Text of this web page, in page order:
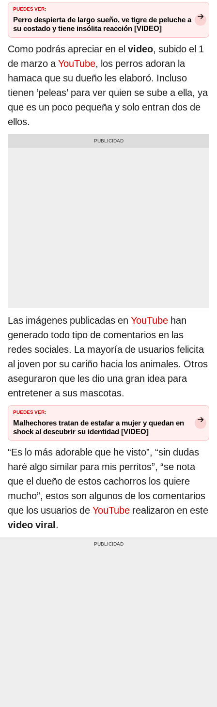
PUEDES VER:
Perro despierta de largo sueño, ve tigre de peluche a
su costado y tiene insólita reacción [VIDEO]
Como podrás apreciar en el video, subido el 1
de marzo aYouTube, los perros adoran la
hamaca que su dueño les elaboró. Incluso
tienen ‘peleas’ para ver quien se sube a ella, ya
que es un poco pequeña y solo entran dos de
ellos.
Las imágenes publicadas en YouTube han
generado todo tipo de comentarios en las
redes sociales. La mayoría de usuarios felicita
al joven por su cariño hacia los animales. Otros
aseguraron que les dio una gran idea para
entretener a sus mascotas.
PUEDES VER:
Malhechores tratan de estafar a mujer y quedan en
shock al descubrir su identidad [VIDEO]
“Es lo más adorable que he visto”, “sin dudas
haré algo similar para mis perritos”, “se nota
que el dueño de estos cachorros los quiere
mucho”, estos son algunos de los comentarios
que los usuarios de YouTube realizaron en este
video viral.